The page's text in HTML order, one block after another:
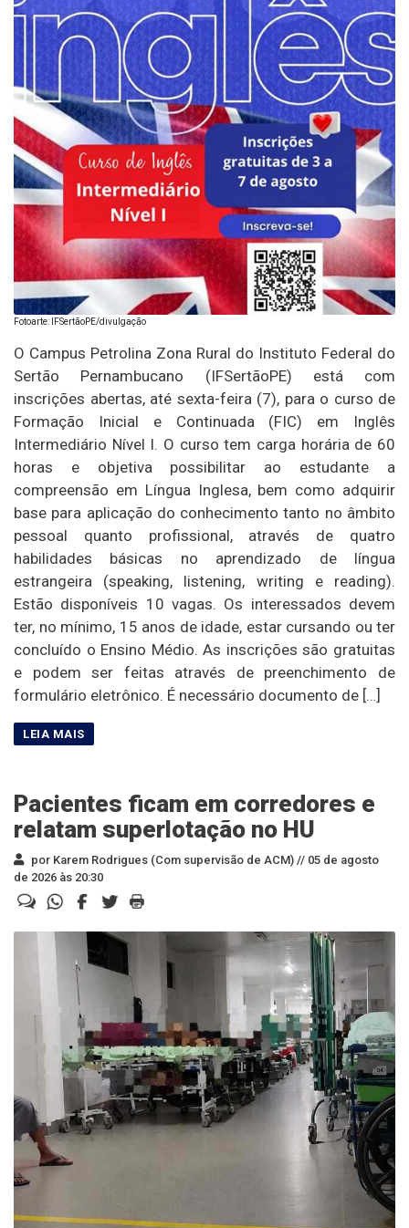
Fotoarte: IFSertãoPE/divulgação
O Campus Petrolina Zona Rural do Instituto Federal do
Sertão Pernambucano (IFSertãoPE) está com
inscrições abertas, até sexta-feira (7), para o curso de
Formação Inicial e Continuada (FIC) em Inglês
Intermediário Nível I. O curso tem carga horária de 60
horas e objetiva possibilitar ao estudante a
compreensão em Língua Inglesa, bem como adquirir
base para aplicação do conhecimento tanto no âmbito
pessoal quanto profissional, através de quatro
habilidades básicas no aprendizado de língua
estrangeira (speaking, listening, writing e reading).
Estão disponíveis 10 vagas. Os interessados devem
ter, no mínimo, 15 anos de idade, estar cursando ou ter
concluído o Ensino Médio. As inscrições são gratuitas
e podem ser feitas através de preenchimento de
formulário eletrônico. É necessário documento de […]
Pacientes ficam em corredores e
relatam superlotação no HU
por Karem Rodrigues (Com supervisão de ACM) // 05 de agosto
de 2026 às 20:30